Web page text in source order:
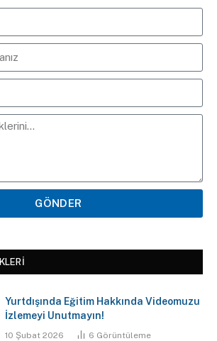
GÖNDER
Yurtdışında Eğitim Hakkında Videomuzu
İzlemeyi Unutmayın!
10 Şubat 2026 6 Görüntüleme